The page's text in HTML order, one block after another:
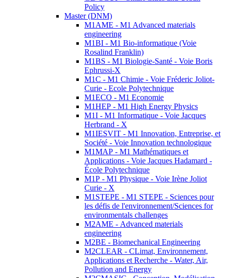
Policy
Master (DNM)
M1AME - M1 Advanced materials
engineering
M1BI - M1 Bio-informatique (Voie
Rosalind Franklin)
M1BS - M1 Biologie-Santé - Voie Boris
Ephrussi-X
M1C - M1 Chimie - Voie Fréderic Joliot-
Curie - Ecole Polytechnique
M1ECO - M1 Economie
M1HEP - M1 High Energy Physics
M1I - M1 Informatique - Voie Jacques
Herbrand - X
M1IESVIT - M1 Innovation, Entreprise, et
Société - Voie Innovation technologique
M1MAP - M1 Mathématiques et
Applications - Voie Jacques Hadamard -
École Polytechnique
M1P - M1 Physique - Voie Irène Joliot
Curie - X
M1STEPE - M1 STEPE - Sciences pour
les défis de l'environnement/Sciences for
environmentals challenges
M2AME - Advanced materials
engineering
M2BE - Biomechanical Engineering
M2CLEAR - CLimat, Environnement,
Applications et Recherche - Water, Air,
Pollution and Energy